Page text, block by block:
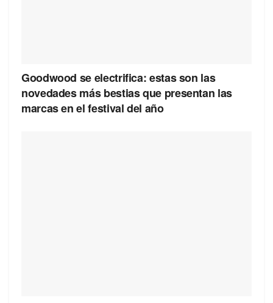
Goodwood se electrifica: estas son las
novedades más bestias que presentan las
marcas en el festival del año